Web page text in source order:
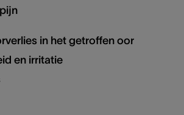
in het getroffen oor
en irritatie